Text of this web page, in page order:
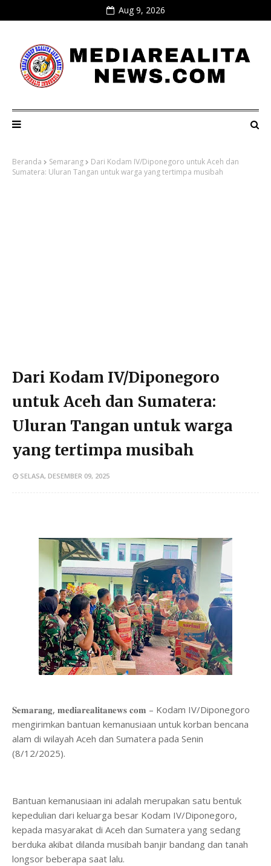
Aug 9, 2026
Beranda Semarang
Dari Kodam IV/Diponegoro untuk Aceh dan
Sumatera: Uluran Tangan untuk warga yang tertimpa musibah
Dari Kodam IV/Diponegoro
untuk Aceh dan Sumatera:
Uluran Tangan untuk warga
yang tertimpa musibah
SELASA, DESEMBER 09, 2025
𝐒𝐞𝐦𝐚𝐫𝐚𝐧𝐠, 𝐦𝐞𝐝𝐢𝐚𝐫𝐞𝐚𝐥𝐢𝐭𝐚𝐧𝐞𝐰𝐬 𝐜𝐨𝐦 – Kodam IV/Diponegoro
mengirimkan bantuan kemanusiaan untuk korban bencana
alam di wilayah Aceh dan Sumatera pada Senin
(8/12/2025).
Bantuan kemanusiaan ini adalah merupakan satu bentuk
kepedulian dari keluarga besar Kodam IV/Diponegoro,
kepada masyarakat di Aceh dan Sumatera yang sedang
berduka akibat dilanda musibah banjir bandang dan tanah
longsor beberapa saat lalu.